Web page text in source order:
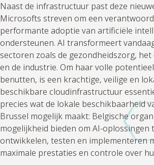
Naast de infrastructuur past deze
Microsofts streven om een
performante adoptie van artificiële
ondersteunen. AI transformeert
sectoren zoals de gezondheidszorg,
en de industrie. Om haar volle
benutten, is een krachtige, veilige en
beschikbare cloudinfrastructuur
precies wat de lokale beschikbaarheid
Brussel mogelijk maakt: Belgische
mogelijkheid bieden om AI-oplossingen
ontwikkelen, testen en implementeren
maximale prestaties en controle over